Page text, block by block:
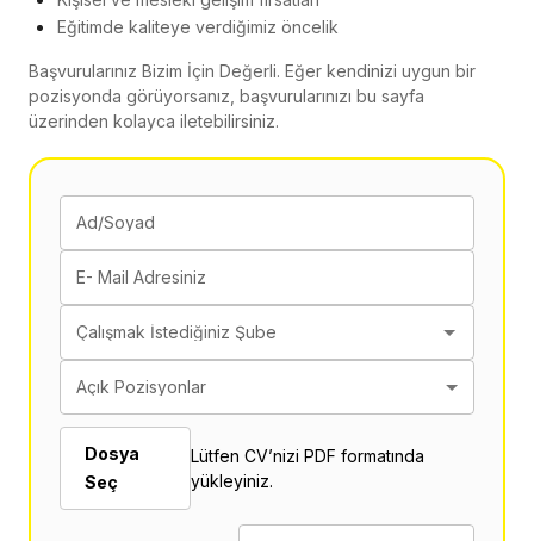
Eğitimde kaliteye verdiğimiz öncelik
Başvurularınız Bizim İçin Değerli. Eğer kendinizi uygun bir
pozisyonda görüyorsanız, başvurularınızı bu sayfa
üzerinden kolayca iletebilirsiniz.
Ad/Soyad
E- Mail Adresiniz
Çalışmak İstediğiniz Şube
Açık Pozisyonlar
Dosya
Seç
Lütfen CV’nizi PDF formatında
yükleyiniz.